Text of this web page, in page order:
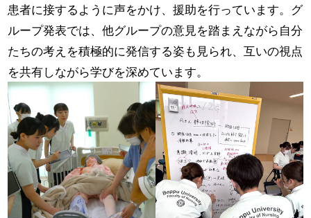
患者に接するように声をかけ、援助を行っています。グ
ループ発表では、他グループの意見を踏まえながら自分
たちの考えを積極的に発信する姿も見られ、互いの視点
を共有しながら学びを深めています。